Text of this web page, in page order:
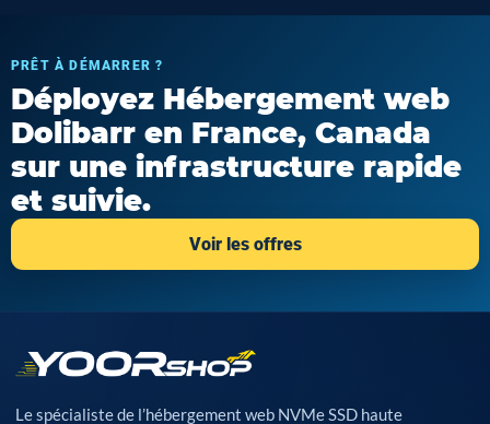
PRÊT À DÉMARRER ?
Déployez Hébergement web
Dolibarr en France, Canada
sur une infrastructure rapide
et suivie.
Voir les offres
Le spécialiste de l’hébergement web NVMe SSD haute